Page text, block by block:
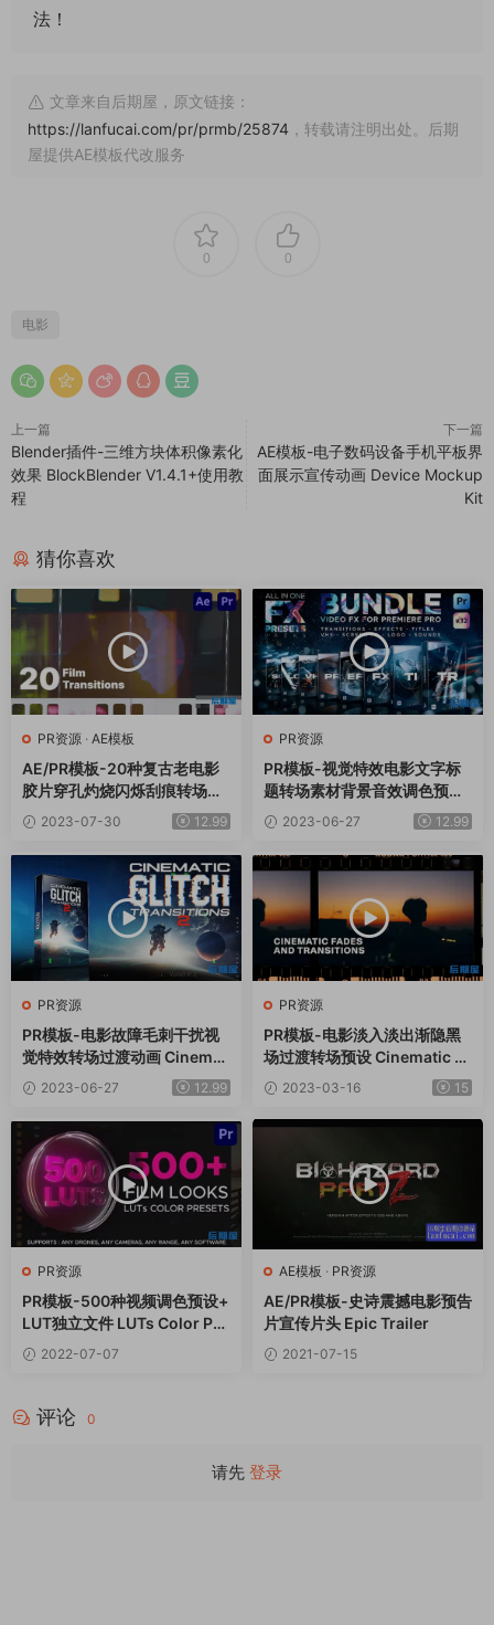
法！
文章来自后期屋，原文链接：
https://lanfucai.com/pr/prmb/25874 ，转载请注明出处。后期
屋提供AE模板代改服务
0 0
电影
上一篇
Blender插件-三维方块体积像素化
效果 BlockBlender V1.4.1+使用教
程
下一篇
AE模板-电子数码设备手机平板界
面展示宣传动画 Device Mockup
Kit
猜你喜欢
PR资源 · AE模板
AE/PR模板-20种复古老电影
胶片穿孔灼烧闪烁刮痕转场预
设 Film Transition Pack
2023-07-30 12.99
PR资源
PR模板-视觉特效电影文字标
题转场素材背景音效调色预设
FX Presets V12
2023-06-27 12.99
PR资源
PR模板-电影故障毛刺干扰视
觉特效转场过渡动画 Cinemat
ic Glitch Transitions Pack V
2
2023-06-27 12.99
PR资源
PR模板-电影淡入淡出渐隐黑
场过渡转场预设 Cinematic Fa
des And Transitions
2023-03-16 15
PR资源
PR模板-500种视频调色预设+
LUT独立文件 LUTs Color Pre
sets for Premiere Pro
2022-07-07
AE模板 · PR资源
AE/PR模板-史诗震撼电影预告
片宣传片头 Epic Trailer
2021-07-15
评论 0
请先 登录